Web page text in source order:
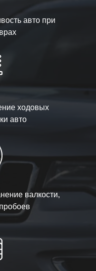
авто при
ходовых
авто
валкости,